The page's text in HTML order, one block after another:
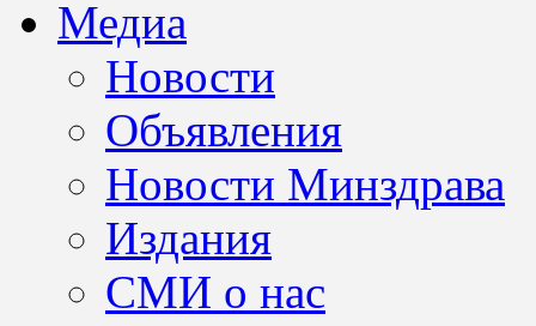
Медиа
Новости
Объявления
Новости Минздрава
Издания
СМИ о нас